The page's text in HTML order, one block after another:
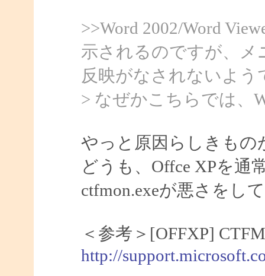
>>Word 2002/Word
示されるのですが、メ
反映がなされないよう
> なぜかこちらでは、
やっと原因らしきもの
どうも、Offce XPを通
ctfmon.exeが悪さをし
＜参考＞[OFFXP]
http://